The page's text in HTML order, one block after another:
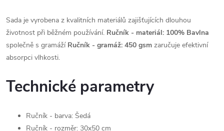
Sada je vyrobena z kvalitních materiálů zajišťujících dlouhou
životnost při běžném používání. Ručník - materiál: 100% Bavlna
společně s gramáží Ručník - gramáž: 450 gsm zaručuje efektivní
absorpci vlhkosti.
Technické parametry
Ručník - barva: Šedá
Ručník - rozměr: 30x50 cm